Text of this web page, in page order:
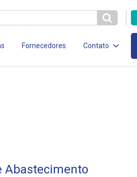
Fornecedores Contato
Abastecimento